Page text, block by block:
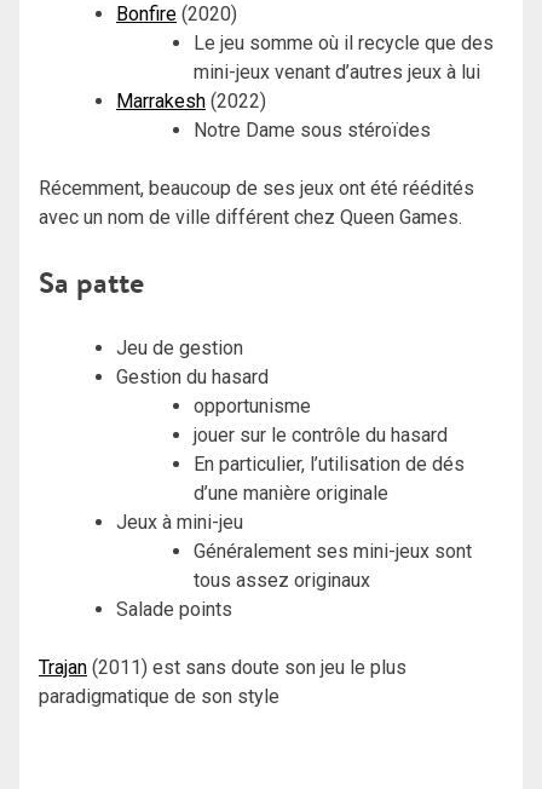
Bonfire (2020)
Le jeu somme où il recycle que des
mini-jeux venant d’autres jeux à lui
Marrakesh (2022)
Notre Dame sous stéroïdes
Récemment, beaucoup de ses jeux ont été réédités
avec un nom de ville différent chez Queen Games.
Sa patte
Jeu de gestion
Gestion du hasard
opportunisme
jouer sur le contrôle du hasard
En particulier, l’utilisation de dés
d’une manière originale
Jeux à mini-jeu
Généralement ses mini-jeux sont
tous assez originaux
Salade points
Trajan (2011) est sans doute son jeu le plus
paradigmatique de son style